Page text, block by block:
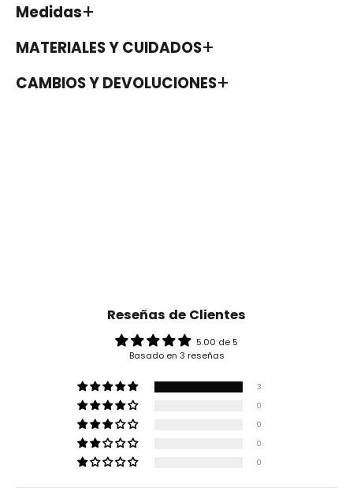
Medidas
MATERIALES Y CUIDADOS
CAMBIOS Y DEVOLUCIONES
Reseñas de Clientes
5.00 de 5
Basado en 3 reseñas
3
0
0
0
0